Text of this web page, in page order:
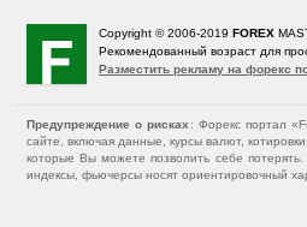
Copyright © 2006-2019 FOREX
Рекомендованный возраст для
Разместить рекламу на форекс
Предупреждение о рисках : Форекс портал
сайте, включая данные, курсы валют,
которые Вы можете позволить себе
индексы, фьючерсы носят ориентировочный